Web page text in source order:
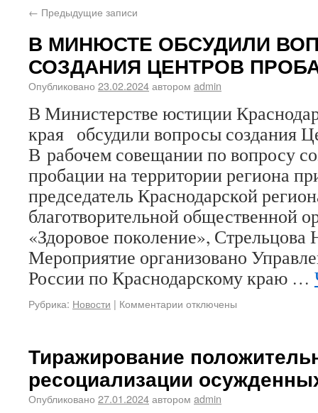
← Предыдущие записи
В МИНЮСТЕ ОБСУДИЛИ
СОЗДАНИЯ ЦЕНТРОВ
Опубликовано 23.02.2024автором admin
В Министерстве юстиции
края обсудили вопросы создания
В рабочем совещании по вопросу
пробации на территории региона
председатель Краснодарской
благотворительной общественной
«Здоровое поколение»,
Мероприятие организовано
России по Краснодарскому краю …
Рубрика: Новости | Комментарии отключены
Тиражирование
ресоциализации
Опубликовано 27.01.2024автором admin